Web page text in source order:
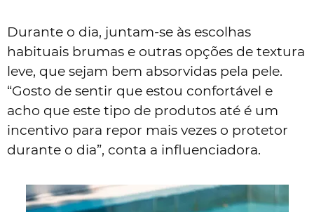
Durante o dia, juntam-se às escolhas
habituais brumas e outras opções de textura
leve, que sejam bem absorvidas pela pele.
“Gosto de sentir que estou confortável e
acho que este tipo de produtos até é um
incentivo para repor mais vezes o protetor
durante o dia”, conta a influenciadora.